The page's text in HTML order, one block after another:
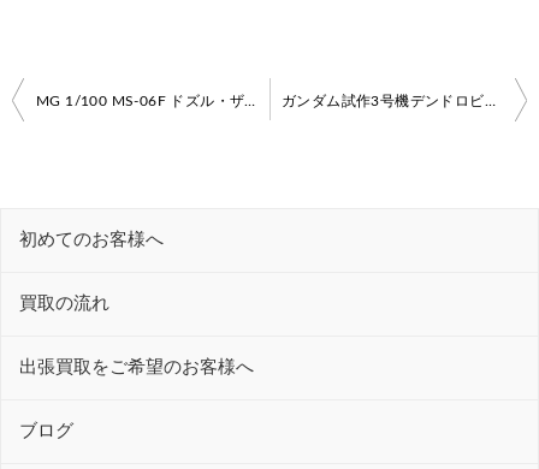
投
ゲ
ー
ョ
MG 1/100 MS-06F ドズル・ザビ専用ザクII 高価買取いたします！ ガンダム試作3号機デンドロビウム 高価買取いたします！
初めてのお客様へ
買取の流れ
出張買取をご希望のお客様へ
ブログ